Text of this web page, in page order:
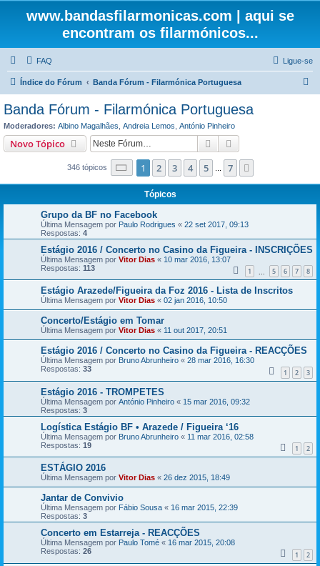
www.bandasfilarmonicas.com | aqui se
encontram os filarmónicos...
FAQ Ligue-se
Índice do Fórum Banda Fórum - Filarmónica Portuguesa
s
Banda Fórum - Filarmónica Portuguesa
Moderadores: Albino Magalhães Andreia Lemos António Pinheiro
Novo Tópico Pesquisar
346 tópicos Página de
1 2 3 4 5 7
Tópicos
Grupo da BF no Facebook
Última Mensagem por Paulo Rodrigues « 22 set 2017, 09:13
Respostas: 4
Estágio 2016 / Concerto no Casino da Figueira - INSCRIÇÕES
Última Mensagem por Vitor Dias « 10 mar 2016, 13:07
Respostas: 113 1 5 6 7 8
Estágio Arazede/Figueira da Foz 2016 - Lista de Inscritos
Última Mensagem por Vitor Dias « 02 jan 2016, 10:50
Concerto/Estágio em Tomar
Última Mensagem por Vitor Dias « 11 out 2017, 20:51
Estágio 2016 / Concerto no Casino da Figueira - REACÇÕES
Última Mensagem por Bruno Abrunheiro « 28 mar 2016, 16:30
Respostas: 33 1 2 3
Estágio 2016 - TROMPETES
Última Mensagem por António Pinheiro « 15 mar 2016, 09:32
Respostas: 3
Logística Estágio BF • Arazede / Figueira ‘16
Última Mensagem por Bruno Abrunheiro « 11 mar 2016, 02:58
Respostas: 19 1 2
ESTÁGIO 2016
Última Mensagem por Vitor Dias « 26 dez 2015, 18:49
Jantar de Convivio
Última Mensagem por Fábio Sousa « 16 mar 2015, 22:39
Respostas: 3
Concerto em Estarreja - REACÇÕES
Última Mensagem por Paulo Tomé « 16 mar 2015, 20:08
Respostas: 26 1 2